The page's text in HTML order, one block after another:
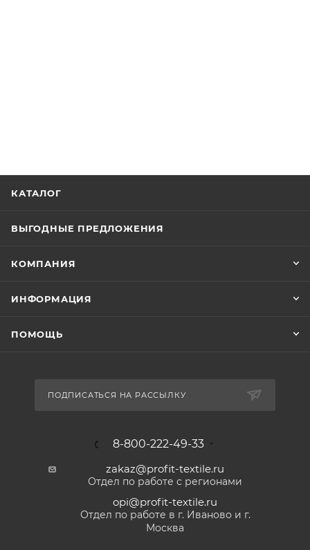
КАТАЛОГ
ВЫГОДНЫЕ ПРЕДЛОЖЕНИЯ
КОМПАНИЯ
ИНФОРМАЦИЯ
ПОМОЩЬ
ПОДПИСАТЬСЯ НА РАССЫЛКУ
8-800-222-49-33
zakaz@profit-textile.ru
Отдел по работе с регионами
opi@profit-textile.ru
Отдел по работе в г. Иваново и г.
Москва